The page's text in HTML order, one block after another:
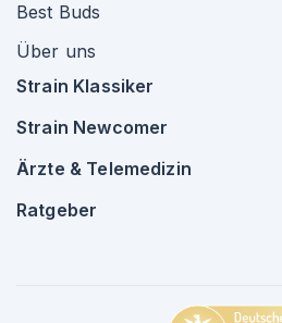
Best Buds
Über uns
Strain Klassiker
Strain Newcomer
Ärzte & Telemedizin
Ratgeber